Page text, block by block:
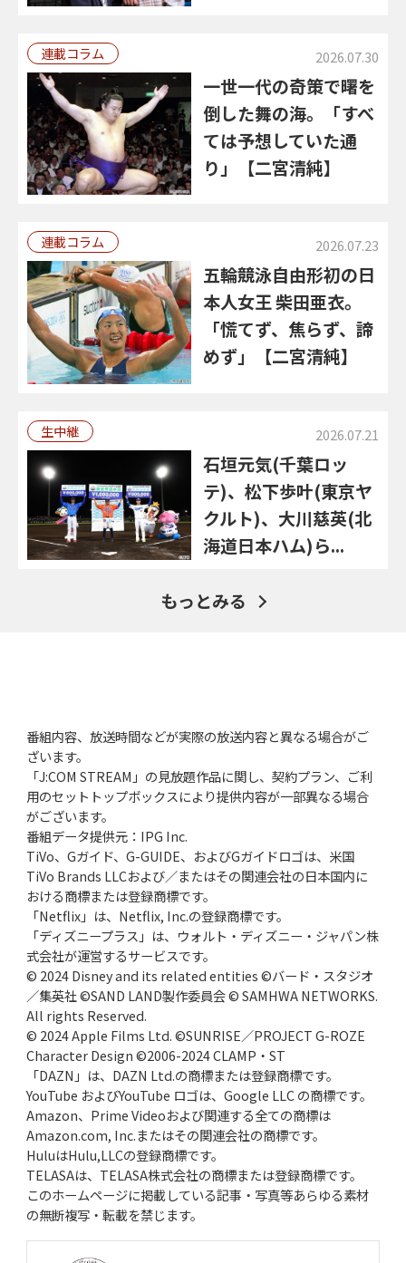
連載コラム 2026.07.30
一世一代の奇策で曙を
倒した舞の海。「すべ
ては予想していた通
り」【二宮清純】
連載コラム 2026.07.23
五輪競泳自由形初の日
本人女王 柴田亜衣。
「慌てず、焦らず、諦
めず」【二宮清純】
生中継 2026.07.21
石垣元気(千葉ロッ
テ)、松下歩叶(東京ヤ
クルト)、大川慈英(北
海道日本ハム)ら...
もっとみる
番組内容、放送時間などが実際の放送内容と異なる場合がご
ざいます。
「J:COM STREAM」の見放題作品に関し、契約プラン、ご利
用のセットトップボックスにより提供内容が一部異なる場合
がございます。
番組データ提供元：IPG Inc.
TiVo、Gガイド、G-GUIDE、およびGガイドロゴは、米国
TiVo Brands LLCおよび／またはその関連会社の日本国内に
おける商標または登録商標です。
「Netflix」は、Netflix, Inc.の登録商標です。
「ディズニープラス」は、ウォルト・ディズニー・ジャパン株
式会社が運営するサービスです。
© 2024 Disney and its related entities ©バード・スタジオ
／集英社 ©SAND LAND製作委員会 © SAMHWA NETWORKS.
All rights Reserved.
© 2024 Apple Films Ltd. ©SUNRISE／PROJECT G-ROZE
Character Design ©2006-2024 CLAMP・ST
「DAZN」は、DAZN Ltd.の商標または登録商標です。
YouTube およびYouTube ロゴは、Google LLC の商標です。
Amazon、Prime Videoおよび関連する全ての商標は
Amazon.com, Inc.またはその関連会社の商標です。
HuluはHulu,LLCの登録商標です。
TELASAは、TELASA株式会社の商標または登録商標です。
このホームページに掲載している記事・写真等あらゆる素材
の無断複写・転載を禁じます。